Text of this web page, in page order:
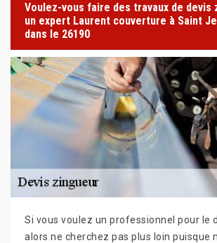
Voulez-vous faire des travaux de devis
un expert Laurent couverture à Saint
dans le 26190
Si vous voulez un professionnel pour le
alors ne cherchez pas plus loin puisque